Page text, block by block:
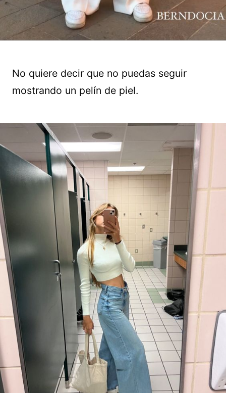
No quiere decir que no puedas seguir
mostrando un pelín de piel.